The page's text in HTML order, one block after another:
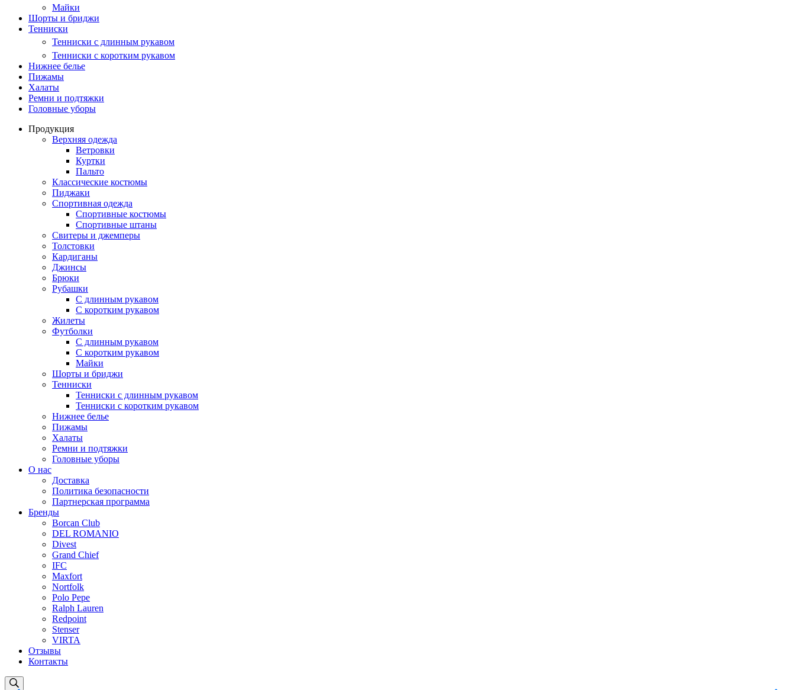
Майки
Шорты и бриджи
Тенниски
Тенниски с длинным рукавом
Тенниски с коротким рукавом
Нижнее белье
Пижамы
Халаты
Ремни и подтяжки
Головные уборы
Продукция
Верхняя одежда
Ветровки
Куртки
Пальто
Классические костюмы
Пиджаки
Спортивная одежда
Спортивные костюмы
Спортивные штаны
Свитеры и джемперы
Толстовки
Кардиганы
Джинсы
Брюки
Рубашки
С длинным рукавом
С коротким рукавом
Жилеты
Футболки
С длинным рукавом
С коротким рукавом
Майки
Шорты и бриджи
Тенниски
Тенниски с длинным рукавом
Тенниски с коротким рукавом
Нижнее белье
Пижамы
Халаты
Ремни и подтяжки
Головные уборы
О нас
Доставка
Политика безопасности
Партнерская программа
Бренды
Borcan Club
DEL ROMANIO
Divest
Grand Chief
IFC
Maxfort
Nortfolk
Polo Pepe
Ralph Lauren
Redpoint
Stenser
VIRTA
Отзывы
Контакты